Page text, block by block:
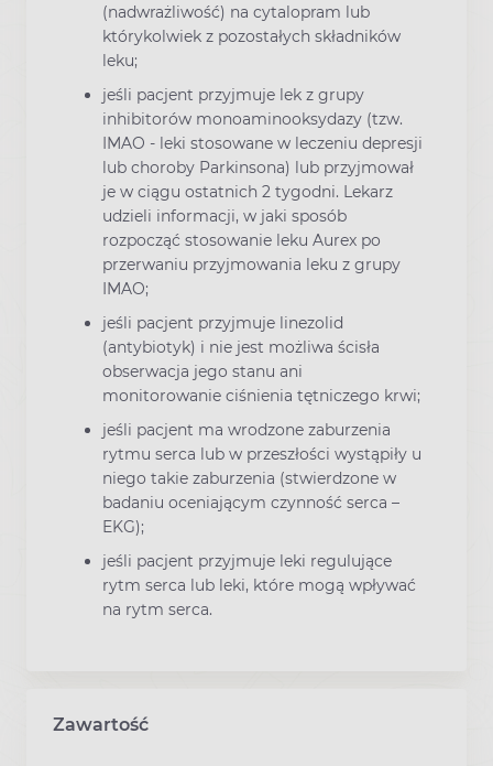
(nadwrażliwość) na cytalopram lub
którykolwiek z pozostałych składników
leku;
jeśli pacjent przyjmuje lek z grupy
inhibitorów monoaminooksydazy (tzw.
IMAO - leki stosowane w leczeniu depresji
lub choroby Parkinsona) lub przyjmował
je w ciągu ostatnich 2 tygodni. Lekarz
udzieli informacji, w jaki sposób
rozpocząć stosowanie leku Aurex po
przerwaniu przyjmowania leku z grupy
IMAO;
jeśli pacjent przyjmuje linezolid
(antybiotyk) i nie jest możliwa ścisła
obserwacja jego stanu ani
monitorowanie ciśnienia tętniczego krwi;
jeśli pacjent ma wrodzone zaburzenia
rytmu serca lub w przeszłości wystąpiły u
niego takie zaburzenia (stwierdzone w
badaniu oceniającym czynność serca –
EKG);
jeśli pacjent przyjmuje leki regulujące
rytm serca lub leki, które mogą wpływać
na rytm serca.
Zawartość